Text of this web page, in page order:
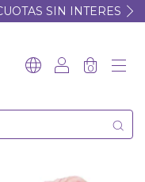
SIN INTERES
0